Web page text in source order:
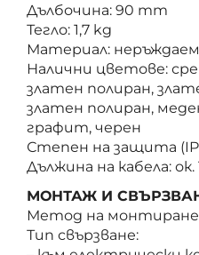
Дълбочина: 90 mm
Тегло: 1,7 kg
Материал:
Налични цветове:
златен полиран,
златен полиран,
графит, черен
Степен на защита
Дължина на кабела:
МОНТАЖ И
Метод на
Тип свързване: